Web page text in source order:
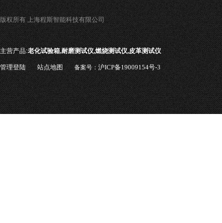
版权所有 上海程斯智能科技有限公司
主营产品:老化试验箱,耐磨测试仪,燃烧测试仪,皮革测试仪
管理登陆 站点地图 备案号：沪ICP备19009154号-3